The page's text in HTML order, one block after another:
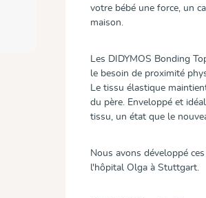
votre bébé une force, un
maison.
Les DIDYMOS Bonding
le besoin de proximité
Le tissu élastique
du père. Enveloppé et
tissu, un état que le
Nous avons développé
l'hôpital Olga à Stuttgart.